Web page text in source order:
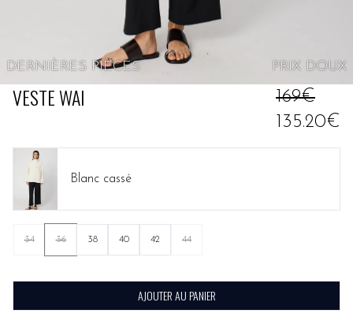
PRIX DOUX
DERNIÈRES PIÈCES
VESTE WAI
169€
135.20€
Blanc cassé
34 36 38 40 42 44
AJOUTER AU PANIER